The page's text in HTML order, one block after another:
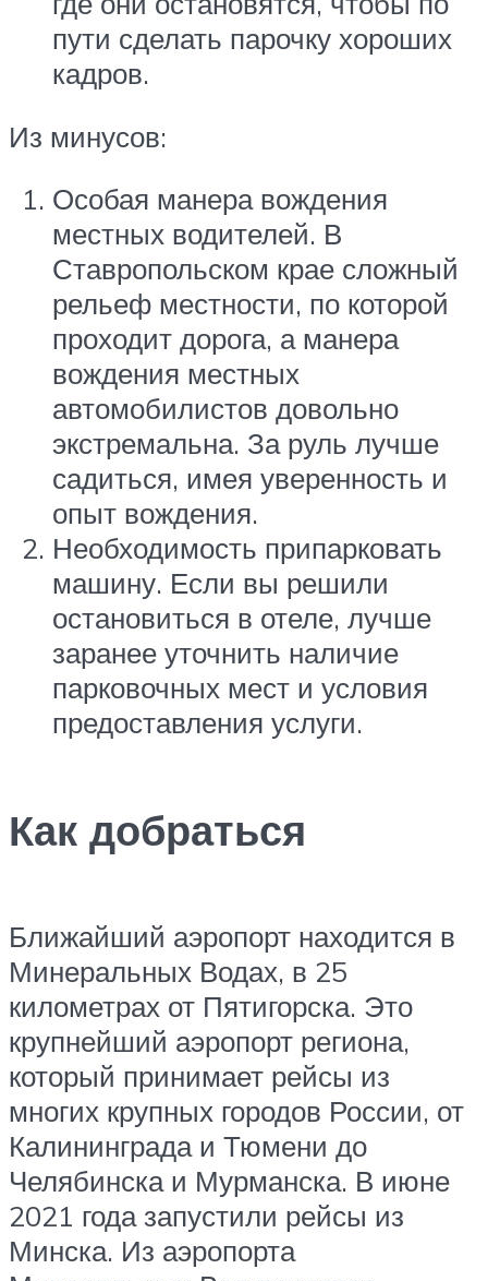
пути сделать парочку хороших
кадров.
Из минусов:
Особая манера вождения
местных водителей. В
Ставропольском крае сложный
рельеф местности, по которой
проходит дорога, а манера
вождения местных
автомобилистов довольно
экстремальна. За руль лучше
садиться, имея уверенность и
опыт вождения.
Необходимость припарковать
машину. Если вы решили
остановиться в отеле, лучше
заранее уточнить наличие
парковочных мест и условия
предоставления услуги.
Как добраться
Ближайший аэропорт находится в
Минеральных Водах, в 25
километрах от Пятигорска. Это
крупнейший аэропорт региона,
который принимает рейсы из
многих крупных городов России, от
Калининграда и Тюмени до
Челябинска и Мурманска. В июне
2021 года запустили рейсы из
Минска. Из аэропорта